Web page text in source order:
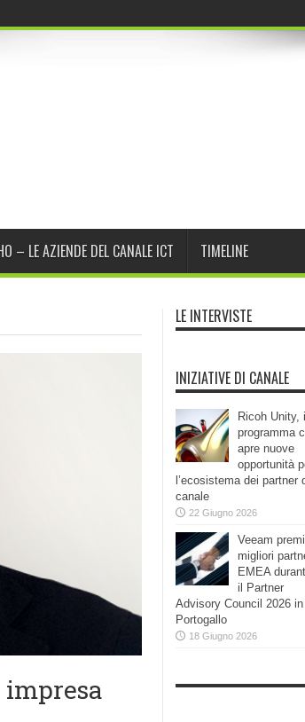
– LE AZIENDE DEL CANALE ICT TIMELINE
LE INTERVISTE
INIZIATIVE DI CANALE
Ricoh Unity, il
programma
apre nuove
opportunità
l’ecosistema dei partner
canale
22 Giugno 2026
Veeam
migliori
EMEA
il Partner
Advisory Council 2026 in
Portogallo
18 Giugno 2026